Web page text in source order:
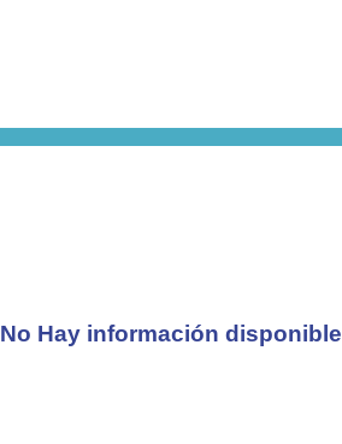
No Hay información disponible